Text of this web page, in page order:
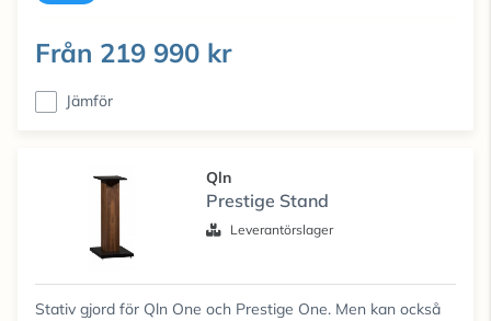
Från 219 990 kr
Jämför
Qln
Prestige Stand
Leverantörslager
Stativ gjord för Qln One och Prestige One. Men kan också